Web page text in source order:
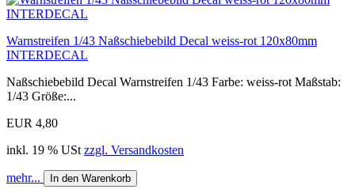
Warnstreifen 1/43 Naßschiebebild Decal weiss-rot 120x80mm
INTERDECAL
Naßschiebebild Decal Warnstreifen 1/43 Farbe: weiss-rot Maßstab:
1/43 Größe:...
EUR 4,80
inkl. 19 % USt zzgl. Versandkosten
mehr... In den Warenkorb